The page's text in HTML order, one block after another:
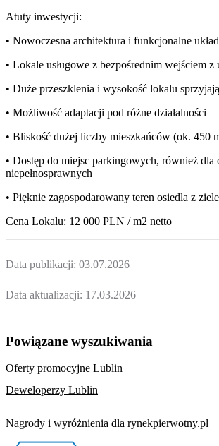
Atuty inwestycji:
• Nowoczesna architektura i funkcjonalne
• Lokale usługowe z bezpośrednim wejściem z
• Duże przeszklenia i wysokość lokalu
• Możliwość adaptacji pod różne działalności
• Bliskość dużej liczby mieszkańców (ok. 450
• Dostęp do miejsc parkingowych, również dla
niepełnosprawnych
• Pięknie zagospodarowany teren osiedla z
Cena Lokalu: 12 000 PLN / m2 netto
Data publikacji: 03.07.2026
Data aktualizacji: 17.03.2026
Powiązane wyszukiwania
Oferty promocyjne Lublin
Deweloperzy Lublin
Nagrody i wyróżnienia dla rynekpierwotny.pl